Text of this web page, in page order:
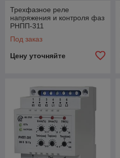
Трехфазное реле
напряжения и контроля фаз
РНПП-311
Под заказ
Цену уточняйте